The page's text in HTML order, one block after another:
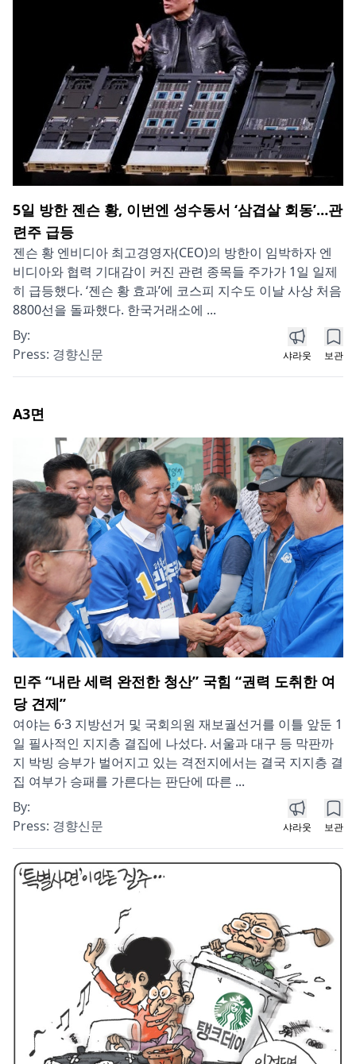
5일 방한 젠슨 황, 이번엔 성수동서 ‘삼겹살 회동’…관
련주 급등
젠슨 황 엔비디아 최고경영자(CEO)의 방한이 임박하자 엔
비디아와 협력 기대감이 커진 관련 종목들 주가가 1일 일제
히 급등했다. ‘젠슨 황 효과’에 코스피 지수도 이날 사상 처음
8800선을 돌파했다. 한국거래소에 ...
By:
Press: 경향신문 샤라웃 보관
A3면
민주 “내란 세력 완전한 청산” 국힘 “권력 도취한 여
당 견제”
여야는 6·3 지방선거 및 국회의원 재보궐선거를 이틀 앞둔 1
일 필사적인 지지층 결집에 나섰다. 서울과 대구 등 막판까
지 박빙 승부가 벌어지고 있는 격전지에서는 결국 지지층 결
집 여부가 승패를 가른다는 판단에 따른 ...
By:
Press: 경향신문 샤라웃 보관